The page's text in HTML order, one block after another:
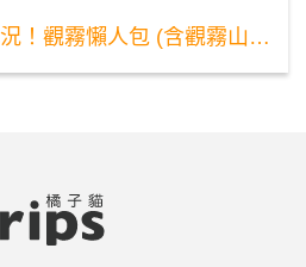
2022霧社櫻王最新花況！觀霧懶人包 (含觀霧山莊、步道、交通介紹)